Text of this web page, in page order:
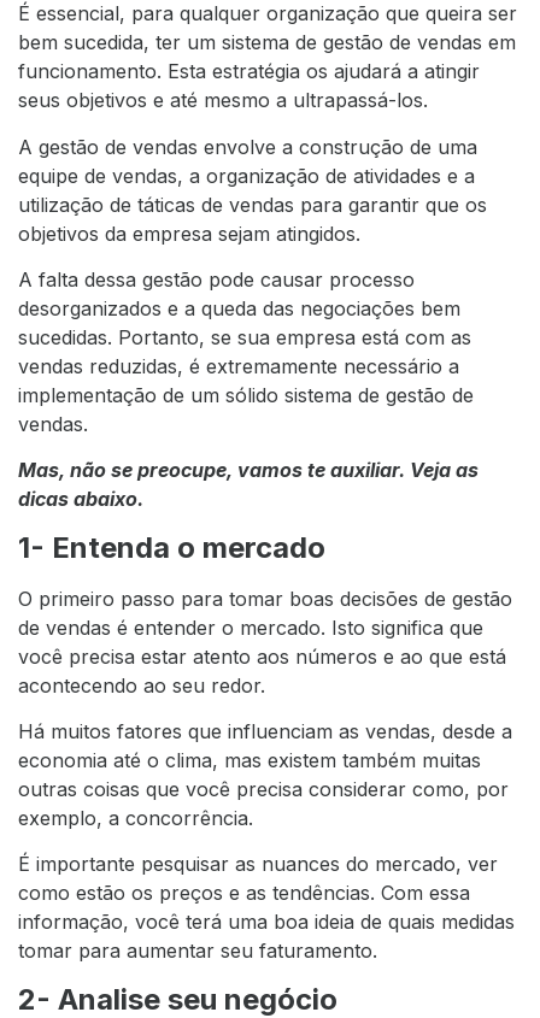
É essencial, para qualquer organização que queira ser
bem sucedida, ter um sistema de gestão de vendas em
funcionamento. Esta estratégia os ajudará a atingir
seus objetivos e até mesmo a ultrapassá-los.
A gestão de vendas envolve a construção de uma
equipe de vendas, a organização de atividades e a
utilização de táticas de vendas para garantir que os
objetivos da empresa sejam atingidos.
A falta dessa gestão pode causar processo
desorganizados e a queda das negociações bem
sucedidas. Portanto, se sua empresa está com as
vendas reduzidas, é extremamente necessário a
implementação de um sólido sistema de gestão de
vendas.
Mas, não se preocupe, vamos te auxiliar. Veja as
dicas abaixo.
1- Entenda o mercado
O primeiro passo para tomar boas decisões de gestão
de vendas é entender o mercado. Isto significa que
você precisa estar atento aos números e ao que está
acontecendo ao seu redor.
Há muitos fatores que influenciam as vendas, desde a
economia até o clima, mas existem também muitas
outras coisas que você precisa considerar como, por
exemplo, a concorrência.
É importante pesquisar as nuances do mercado, ver
como estão os preços e as tendências. Com essa
informação, você terá uma boa ideia de quais medidas
tomar para aumentar seu faturamento.
2- Analise seu negócio